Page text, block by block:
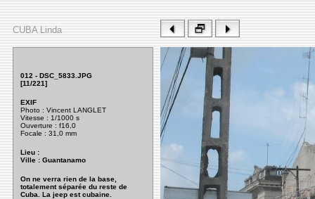
CUBA Linda
012 - DSC_5833.JPG
[11/221]
EXIF
Photo : Vincent LANGLET
Vitesse : 1/1000 s
Ouverture : f16,0
Focale : 31,0 mm
Lieu :
Ville : Guantanamo
On ne verra rien de la base,
totalement séparée du reste de
Cuba. La jeep est cubaine.